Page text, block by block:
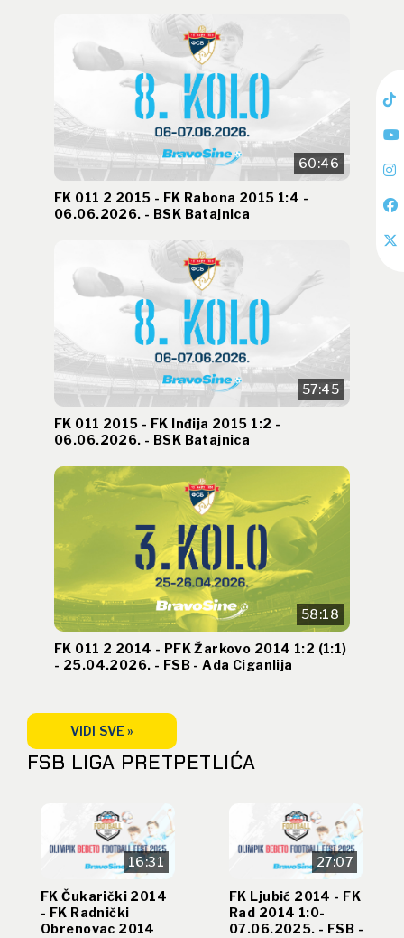
60:46
FK 011 2 2015 - FK Rabona 2015 1:4 -
06.06.2026. - BSK Batajnica
57:45
FK 011 2015 - FK Inđija 2015 1:2 -
06.06.2026. - BSK Batajnica
58:18
FK 011 2 2014 - PFK Žarkovo 2014 1:2 (1:1)
- 25.04.2026. - FSB - Ada Ciganlija
VIDI SVE »
FSB LIGA PRETPETLIĆA
16:31
FK Čukarički 2014
- FK Radnički
Obrenovac 2014
27:07
FK Ljubić 2014 - FK
Rad 2014 1:0-
07.06.2025. - FSB -